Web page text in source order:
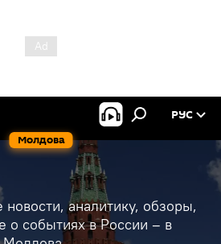
Молдова
РУС
новости, аналитику, обзоры,
о событиях в России – в